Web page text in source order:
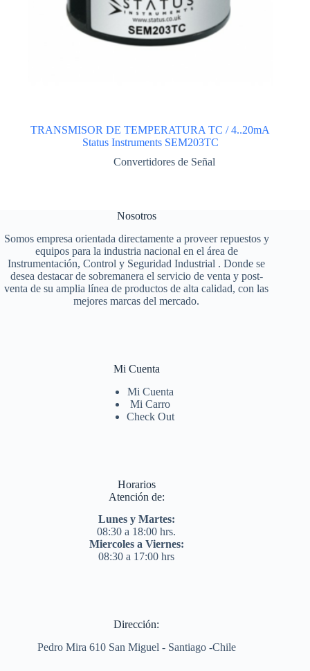
TRANSMISOR DE TEMPERATURA TC / 4..20mA
Status Instruments SEM203TC
Convertidores de Señal
Nosotros
Somos empresa orientada directamente a proveer repuestos y
equipos para la industria nacional en el área de
Instrumentación, Control y Seguridad Industrial . Donde se
desea destacar de sobremanera el servicio de venta y post-
venta de su amplia línea de productos de alta calidad, con las
mejores marcas del mercado.
Mi Cuenta
Mi Cuenta
Mi Carro
Check Out
Horarios
Atención de:
Lunes y Martes:
08:30 a 18:00 hrs.
Miercoles a Viernes:
08:30 a 17:00 hrs
Dirección:
Pedro Mira 610 San Miguel - Santiago -Chile